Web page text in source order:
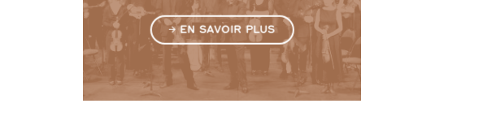
EN SAVOIR PLUS